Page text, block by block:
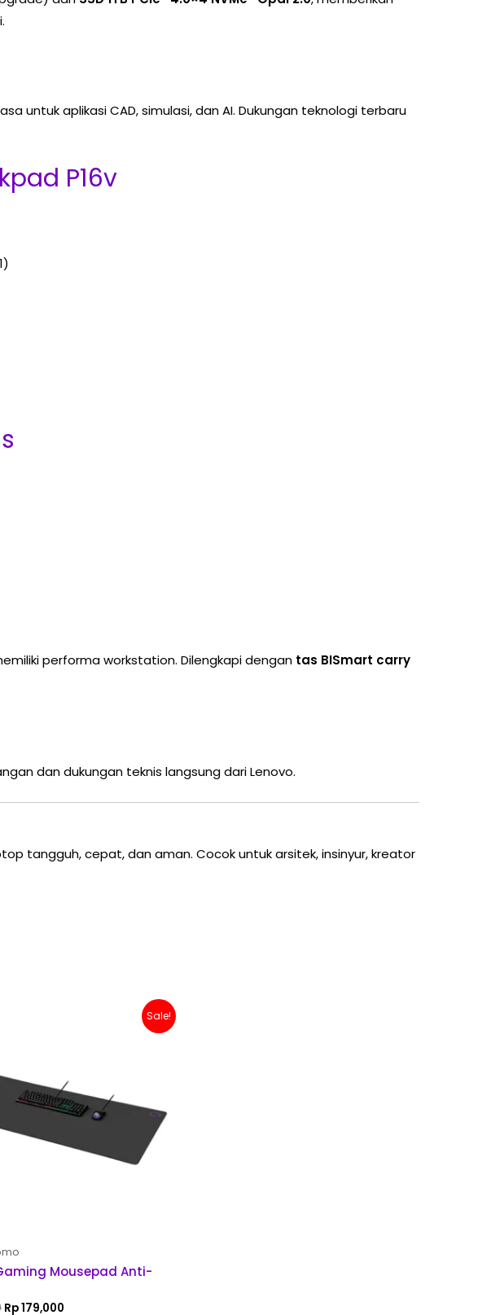
untuk aplikasi CAD, simulasi, dan AI. Dukungan teknologi terbaru
P16v
performa workstation. Dilengkapi dengan tas BISmart carry
dan dukungan teknis langsung dari Lenovo.
tangguh, cepat, dan aman. Cocok untuk arsitek, insinyur, kreator
Sale!
Gaming Mousepad Anti-
Rp179,000